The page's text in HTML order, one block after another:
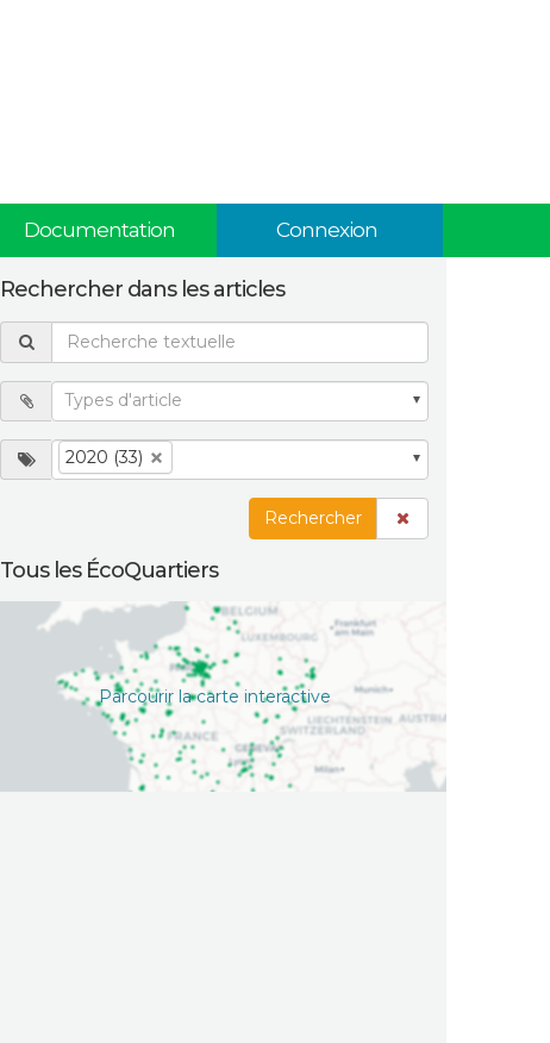
Documentation Connexion
Rechercher dans les articles
2020 (33)
Rechercher
Tous les ÉcoQuartiers
Parcourir la carte interactive